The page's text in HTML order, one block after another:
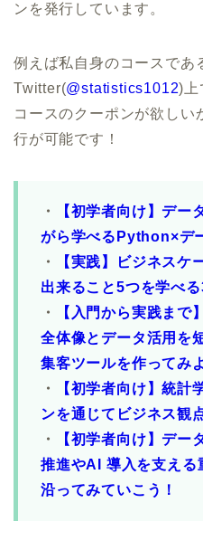
ンを発行しています。
例えば私自身のコースであ
Twitter(@statistics1012)上
コースのクーポンが欲しい
行が可能です！
・
【初学者向け】デー
がら学べるPython×デ
・
【実践】ビジネス
出来ること5つを学べ
・
【入門から実践まで
全体像とデータ活用を
集客ツールを作ってみ
・
【初学者向け】統計
ンを通じてビジネス観
・
【初学者向け】デー
推進やAI 導入を支える
沿ってみていこう！